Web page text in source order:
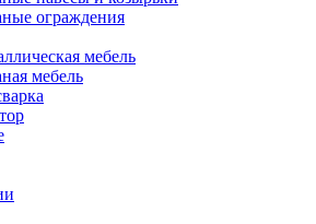
ограждения
мебель
мебель